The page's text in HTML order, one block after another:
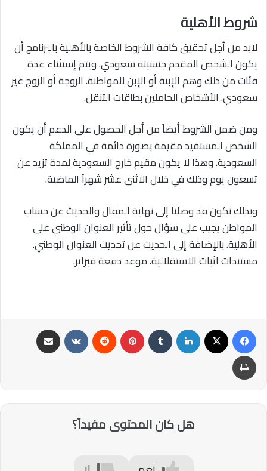
شروط الأهلية
لابد من أجل تحقيق كافة الشروط الخاصة بالأهلية بالبرنامج أن
يكون الشخص المقدم جنسيته سعودي. ويتم إستثناء عدة
فئات من ذلك وهم الإبنة أو الإبن للمواطنة. الزوجة أو الزوج غير
سعودي. الأشخاص الحاملين بطاقات التنقل.
ومن ضمن الشروط أيضاً من أجل الحصول على الدعم أن يكون
الشخص المستفيد مقيمة بصورة دائمة في المملكة
السعودية. وهذا لا يكون مقيم خارج السعودية لمدة تزيد عن
تسعون يوم وذلك في خلال الاثنى عشر شهراً الماضية.
وبذلك نكون قد وصلنا إلى نهاية المقال والحديث عن حساب
المواطن يجيب على سؤال حول تأثير العنوان الوطني على
الأهلية. بالإضافة إلى الحديث عن تحديث العنوان الوطني.
مستندات اثبات الاستقلالية. موعد دفعة فبراير.
هل كان المحتوى مفيداً؟